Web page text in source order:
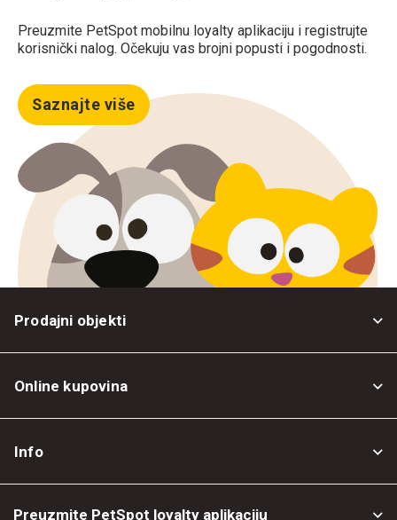
Preuzmite PetSpot mobilnu loyalty aplikaciju i registrujte
korisnički nalog. Očekuju vas brojni popusti i pogodnosti.
Saznajte više
Prodajni objekti
Online kupovina
Info
Preuzmite PetSpot loyalty aplikaciju